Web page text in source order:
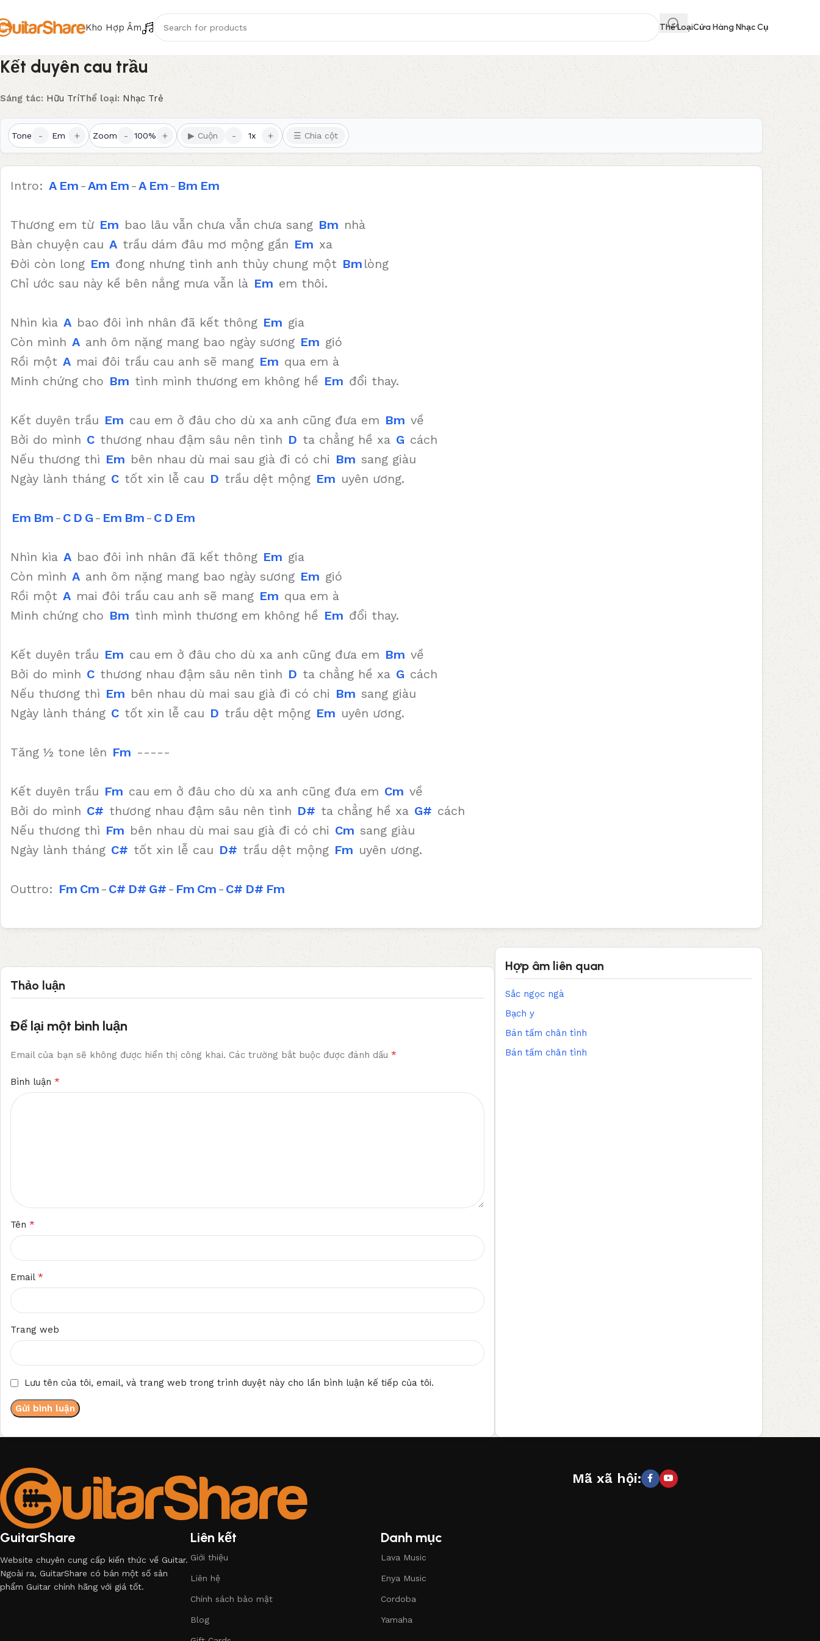
Kho Hợp Âm Thể LoạiCửa Hàng Nhạc Cụ
Kết duyên cau trầu
Sáng tác: Hữu TríThể loại: Nhạc Trẻ
Tone - Em + Zoom - 100% + ▶ Cuộn - 1x + ☰ Chia cột
Intro: A Em -Am Em -A Em - Bm Em
Thương em từ Em bao lâu vẫn chưa vẫn chưa sang Bm nhà
Bàn chuyện cau A trầu dám đâu mơ mộng gần Em xa
Đời còn long Em đong nhưng tình anh thủy chung một Bm lòng
Chỉ ước sau này kề bên nắng mưa vẫn là Em em thôi.
Nhìn kìa A bao đôi ình nhân đã kết thông Em gia
Còn mình A anh ôm nặng mang bao ngày sương Em gió
Rồi một A mai đôi trầu cau anh sẽ mang Em qua em à
Minh chứng cho Bm tình mình thương em không hề Em đổi thay.
Kết duyên trầu Em cau em ở đâu cho dù xa anh cũng đưa em Bm về
Bởi do mình C thương nhau đậm sâu nên tình D ta chẳng hề xa G cách
Nếu thương thì Em bên nhau dù mai sau già đi có chi Bm sang giàu
Ngày lành tháng C tốt xin lễ cau D trầu dệt mộng Em uyên ương.
Em Bm - C D G - Em Bm - C D Em
Nhìn kìa A bao đôi ình nhân đã kết thông Em gia
Còn mình A anh ôm nặng mang bao ngày sương Em gió
Rồi một A mai đôi trầu cau anh sẽ mang Em qua em à
Minh chứng cho Bm tình mình thương em không hề Em đổi thay.
Kết duyên trầu Em cau em ở đâu cho dù xa anh cũng đưa em Bm về
Bởi do mình C thương nhau đậm sâu nên tình D ta chẳng hề xa G cách
Nếu thương thì Em bên nhau dù mai sau già đi có chi Bm sang giàu
Ngày lành tháng C tốt xin lễ cau D trầu dệt mộng Em uyên ương.
Tăng ½ tone lên Fm -----
Kết duyên trầu Fm cau em ở đâu cho dù xa anh cũng đưa em Cm về
Bởi do mình C# thương nhau đậm sâu nên tình D# ta chẳng hề xa G# cách
Nếu thương thì Fm bên nhau dù mai sau già đi có chi Cm sang giàu
Ngày lành tháng C# tốt xin lễ cau D# trầu dệt mộng Fm uyên ương.
Outtro: Fm Cm - C# D# G# - Fm Cm - C# D# Fm
Thảo luận
Để lại một bình luận
Email của bạn sẽ không được hiển thị công khai. Các trường bắt buộc được đánh dấu *
Bình luận *
Tên *
Email *
Trang web
Lưu tên của tôi, email, và trang web trong trình duyệt này cho lần bình luận kế tiếp của tôi.
Hợp âm liên quan
Sắc ngọc ngà
Bạch y
Bán tấm chân tình
Bán tấm chân tình
GuitarShare
Website chuyên cung cấp kiến thức về Guitar.
Ngoài ra, GuitarShare có bán một số sản
phẩm Guitar chính hãng với giá tốt.
Liên kết
Giới thiệu
Liên hệ
Chính sách bảo mật
Blog
Danh mục
Lava Music
Enya Music
Cordoba
Yamaha
Mã xã hội: